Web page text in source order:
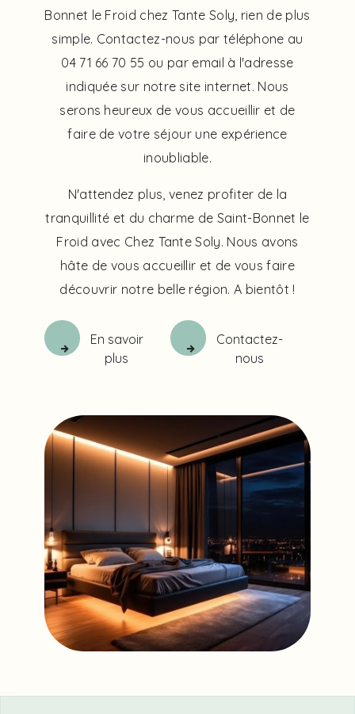
Bonnet le Froid chez Tante Soly, rien de plus
simple. Contactez-nous par téléphone au
04 71 66 70 55 ou par email à l'adresse
indiquée sur notre site internet. Nous
serons heureux de vous accueillir et de
faire de votre séjour une expérience
inoubliable.
N'attendez plus, venez profiter de la
tranquillité et du charme de Saint-Bonnet le
Froid avec Chez Tante Soly. Nous avons
hâte de vous accueillir et de vous faire
découvrir notre belle région. A bientôt !
En savoir
plus
Contactez-
nous